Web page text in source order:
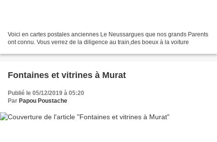
Voici en cartes postales anciennes Le Neussargues que nos grands Parents
ont connu. Vous verrez de la diligence au train,des boeux à la voiture
Fontaines et vitrines à Murat
Publié le 05/12/2019 à 05:20
Par Papou Poustache